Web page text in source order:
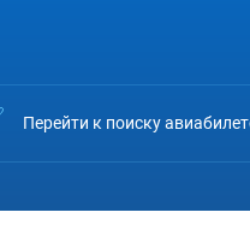
Перейти к поиску